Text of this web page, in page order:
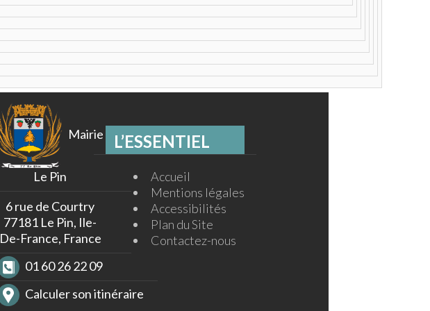
Mairie
Le Pin
6 rue de Courtry
77181 Le Pin, Ile-
De-France, France
01 60 26 22 09
Calculer son itinéraire
L’ESSENTIEL
Accueil
Mentions légales
Accessibilités
Plan du Site
Contactez-nous